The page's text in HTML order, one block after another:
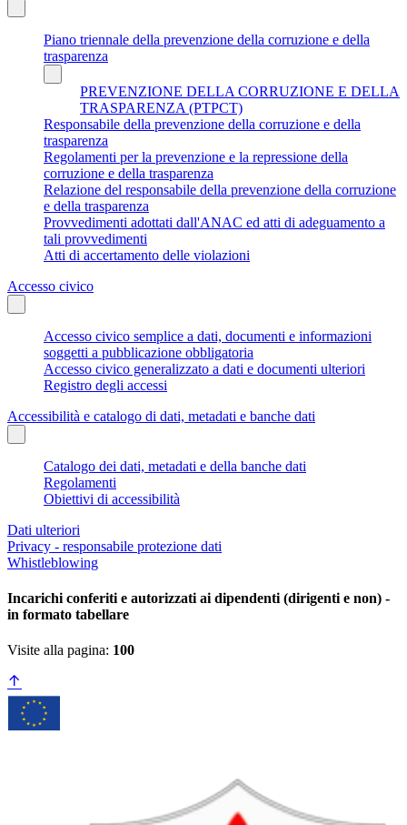
Piano triennale della prevenzione della corruzione e della
trasparenza
PREVENZIONE DELLA CORRUZIONE E DELLA
TRASPARENZA (PTPCT)
Responsabile della prevenzione della corruzione e della
trasparenza
Regolamenti per la prevenzione e la repressione della
corruzione e della trasparenza
Relazione del responsabile della prevenzione della corruzione
e della trasparenza
Provvedimenti adottati dall'ANAC ed atti di adeguamento a
tali provvedimenti
Atti di accertamento delle violazioni
Accesso civico
Accesso civico semplice a dati, documenti e informazioni
soggetti a pubblicazione obbligatoria
Accesso civico generalizzato a dati e documenti ulteriori
Registro degli accessi
Accessibilità e catalogo di dati, metadati e banche dati
Catalogo dei dati, metadati e della banche dati
Regolamenti
Obiettivi di accessibilità
Dati ulteriori
Privacy - responsabile protezione dati
Whistleblowing
Incarichi conferiti e autorizzati ai dipendenti (dirigenti e non) -
in formato tabellare
Visite alla pagina: 100